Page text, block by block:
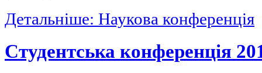
Детальніше: Наукова конференція
Студентська конференція